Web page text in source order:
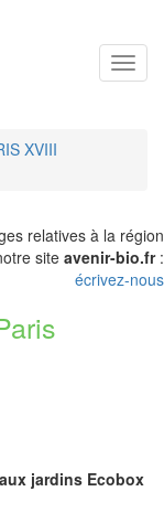
XVIII
relatives à la région
site avenir-bio.fr:
écrivez-nous
jardins Ecobox